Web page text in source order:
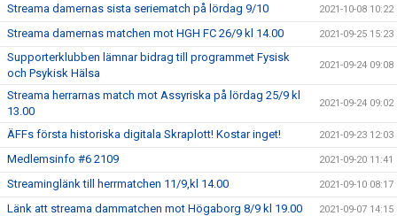
Streama damernas sista seriematch på lördag 9/10 2021-10-08 10:22
Streama damernas matchen mot HGH FC 26/9 kl 14.00 2021-09-25 15:23
Supporterklubben lämnar bidrag till programmet Fysisk
och Psykisk Hälsa
2021-09-24 09:08
Streama herrarnas match mot Assyriska på lördag 25/9 kl
13.00
2021-09-24 09:02
ÄFFs första historiska digitala Skraplott! Kostar inget! 2021-09-23 12:03
Medlemsinfo #6 2109 2021-09-20 11:41
Streaminglänk till herrmatchen 11/9,kl 14.00 2021-09-10 08:17
Länk att streama dammatchen mot Högaborg 8/9 kl 19.00 2021-09-07 14:15